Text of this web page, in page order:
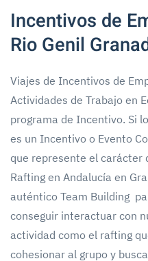
Incentivos de
Rio Genil
Viajes de Incentivos de
Actividades de Trabajo en
programa de Incentivo. Si
es un Incentivo o Evento
que represente el carácter
Rafting en Andalucía en
auténtico Team Building
conseguir interactuar con
actividad como el rafting
cohesionar al grupo y